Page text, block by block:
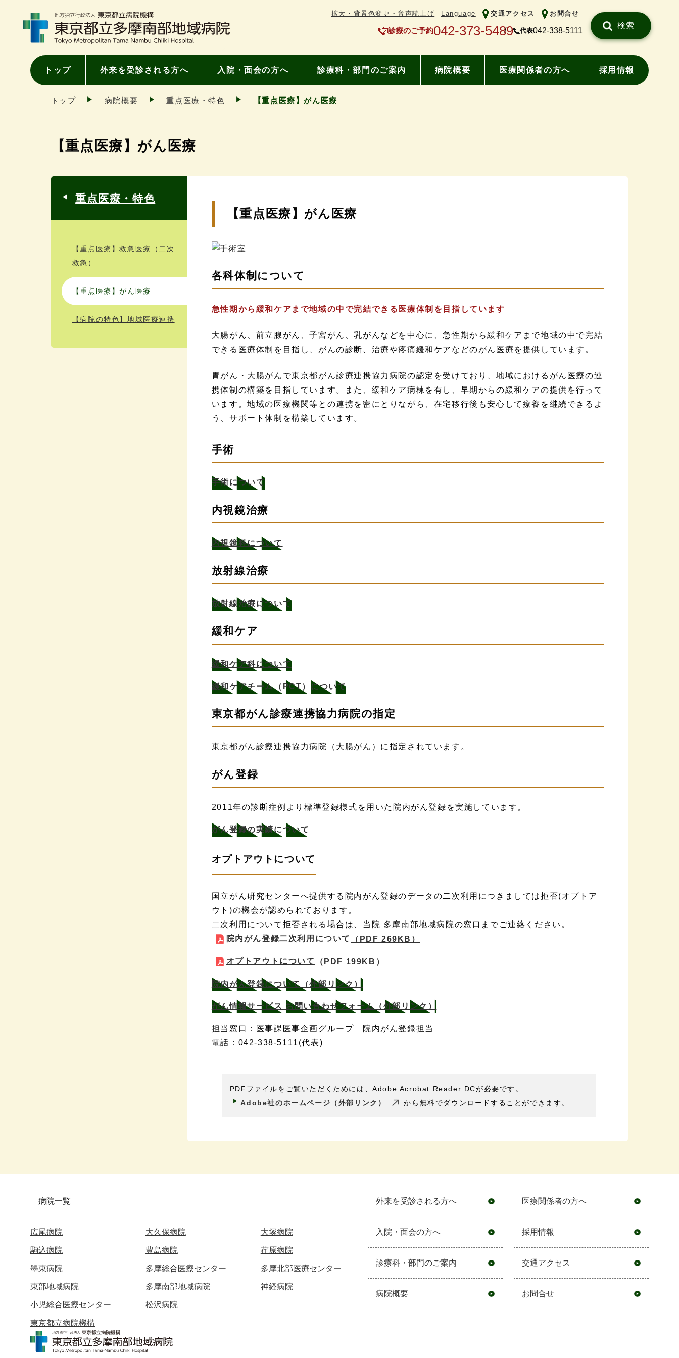
拡大・背景色変更・音声読上げ Language 交通アクセス お問合せ
診療のご予約042-373-5489 代表042-338-5111
検索
トップ 外来を受診される方へ 入院・面会の方へ 診療科・部門のご案内 病院概要 医療関係者の方へ 採用情報
トップ 病院概要 重点医療・特色 【重点医療】がん医療
【重点医療】がん医療
【重点医療】がん医療
各科体制について
急性期から緩和ケアまで地域の中で完結できる医療体制を目指しています
大腸がん、前立腺がん、子宮がん、乳がんなどを中心に、急性期から緩和ケアまで地域の中で完結
できる医療体制を目指し、がんの診断、治療や疼痛緩和ケアなどのがん医療を提供しています。
胃がん・大腸がんで東京都がん診療連携協力病院の認定を受けており、地域におけるがん医療の連
携体制の構築を目指しています。また、緩和ケア病棟を有し、早期からの緩和ケアの提供を行って
います。地域の医療機関等との連携を密にとりながら、在宅移行後も安心して療養を継続できるよ
う、サポート体制を構築しています。
手術
手術について
内視鏡治療
内視鏡科について
放射線治療
放射線治療について
緩和ケア
緩和ケア科について
緩和ケアチーム（PCT）について
東京都がん診療連携協力病院の指定
東京都がん診療連携協力病院（大腸がん）に指定されています。
がん登録
2011年の診断症例より標準登録様式を用いた院内がん登録を実施しています。
がん登録の実績について
オプトアウトについて
国立がん研究センターへ提供する院内がん登録のデータの二次利用につきましては拒否(オプトア
ウト)の機会が認められております。
二次利用について拒否される場合は、当院 多摩南部地域病院の窓口までご連絡ください。
院内がん登録二次利用について
（PDF 269KB）
オプトアウトについて （PDF 199KB）
院内がん登録について （外部リンク）
がん情報サービス お問い合わせフォーム （外部リンク）
担当窓口：医事課医事企画グループ 院内がん登録担当
電話：042-338-5111(代表)
PDFファイルをご覧いただくためには、Adobe Acrobat Reader DCが必要です。
Adobe社のホームページ（外部リンク）
から無料でダウンロードすることができます。
重点医療・特色
【重点医療】救急医療（二次
救急）
【重点医療】がん医療
【病院の特色】地域医療連携
病院一覧
広尾病院 大久保病院 大塚病院
駒込病院 豊島病院 荏原病院
墨東病院 多摩総合医療センター 多摩北部医療センター
東部地域病院 多摩南部地域病院 神経病院
小児総合医療センター 松沢病院
東京都立病院機構
外来を受診される方へ
入院・面会の方へ
診療科・部門のご案内
病院概要
医療関係者の方へ
採用情報
交通アクセス
お問合せ